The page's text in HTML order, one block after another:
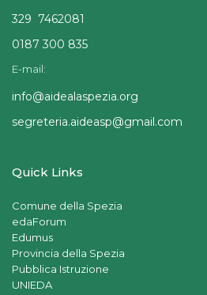
329 7462081
0187 300 835
E-mail:
info@aidealaspezia.org
segreteria.aideasp@gmail.com
Quick Links
Comune della Spezia
edaForum
Edumus
Provincia della Spezia
Pubblica Istruzione
UNIEDA